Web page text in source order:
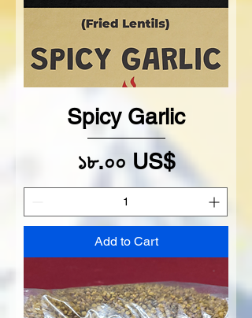
Spicy Garlic
Price
১৮.০০ US$
Add to Cart